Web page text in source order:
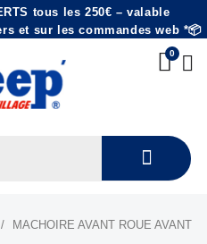
tous les 250€ – valable
et sur les commandes web *📦
MACHOIRE AVANT ROUE AVANT